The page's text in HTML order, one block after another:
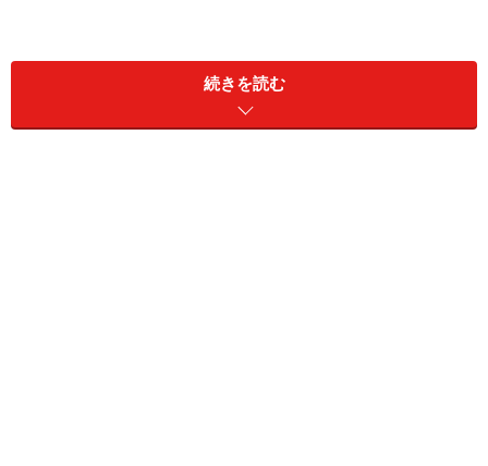
今回は本書から一部抜粋し、人一倍繊細で日常生活に困
続きを読む